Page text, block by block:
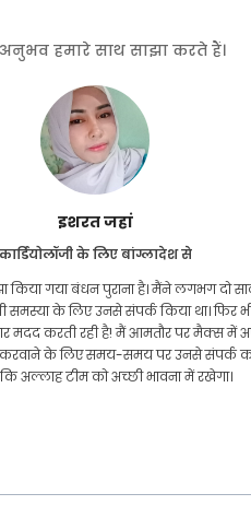
हमारे साथ साझा करते हैं।
इशरत जहां
कार्डियोलॉजी के लिए बांग्लादेश से
किया गया बंधन पुराना है। मैंने लगभग दो
के लिए उनसे संपर्क किया था। फिर
मदद करती रही है! मैं आमतौर पर मैक्स में
के लिए समय-समय पर उनसे संपर्क
अल्लाह टीम को अच्छी भावना में रखेगा।